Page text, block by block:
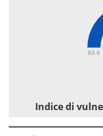
93.6
Indice di